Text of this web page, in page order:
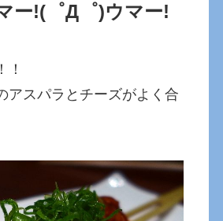
ー!(゜Д゜)ウマー!
！
アスパラとチーズがよく合